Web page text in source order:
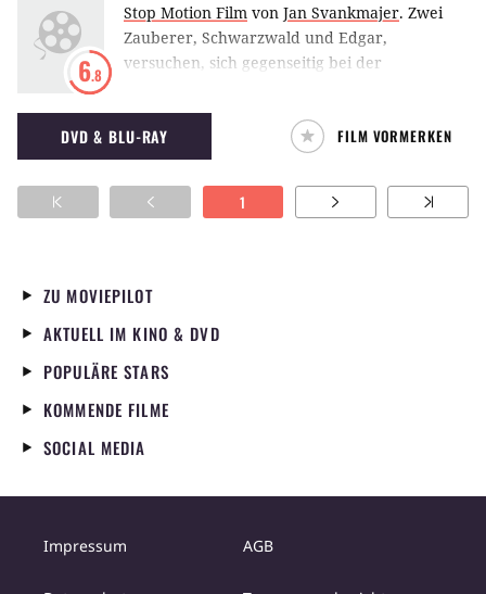
6.8
Stop Motion Film von Jan Svankmajer. Zwei
Zauberer, Schwarzwald und Edgar,
versuchen, sich gegenseitig bei der
übertreffen, was zu einem gewaltsamen Ende
führt.
DVD & BLU-RAY FILM VORMERKEN
1
ZU MOVIEPILOT
AKTUELL IM KINO & DVD
POPULÄRE STARS
KOMMENDE FILME
SOCIAL MEDIA
Impressum AGB